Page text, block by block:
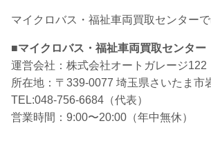
マイクロバス・福祉車両買取センター
■マイクロバス・福祉車両買取センター
運営会社：株式会社オートガレージ122
所在地：〒339-0077 埼玉県さいたま市
TEL:048-756-6684（代表）
営業時間：9:00〜20:00（年中無休）